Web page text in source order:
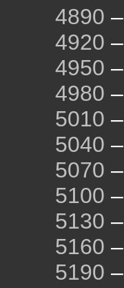
4890 –
4920 –
4950 –
4980 –
5010 –
5040 –
5070 –
5100 –
5130 –
5160 –
5190 –